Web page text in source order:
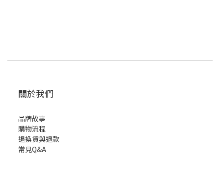
關於我們
品牌故事
購物流程
退換貨與退款
常見Q&A